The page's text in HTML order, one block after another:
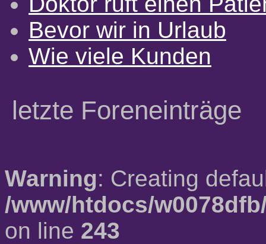
Bevor wir in Urlaub
Wie viele Kunden
letzte Foreneinträge
Warning: Creating
/www/htdocs/
on line 243